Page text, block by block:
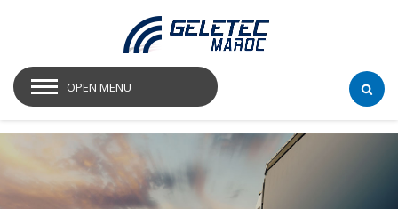
OPEN MENU